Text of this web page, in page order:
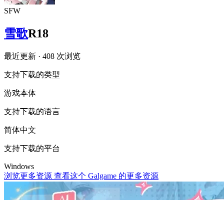
SFW
雪歌R18
最近更新 · 408 次浏览
支持下载的类型
游戏本体
支持下载的语言
简体中文
支持下载的平台
Windows
浏览更多资源 查看这个 Galgame 的更多资源